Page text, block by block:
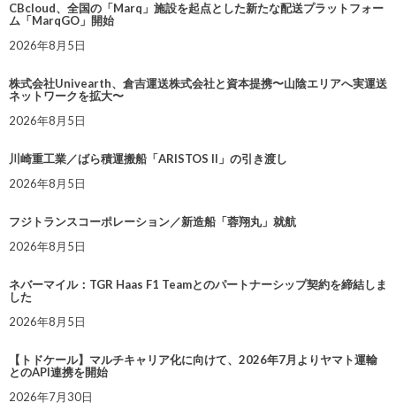
CBcloud、全国の「Marq」施設を起点とした新たな配送プラットフォー
ム「MarqGO」開始
2026年8月5日
株式会社Univearth、倉吉運送株式会社と資本提携〜山陰エリアへ実運送
ネットワークを拡大〜
2026年8月5日
川崎重工業／ばら積運搬船「ARISTOS II」の引き渡し
2026年8月5日
フジトランスコーポレーション／新造船「蓉翔丸」就航
2026年8月5日
ネバーマイル：TGR Haas F1 Teamとのパートナーシップ契約を締結しま
した
2026年8月5日
【トドケール】マルチキャリア化に向けて、2026年7月よりヤマト運輸
とのAPI連携を開始
2026年7月30日